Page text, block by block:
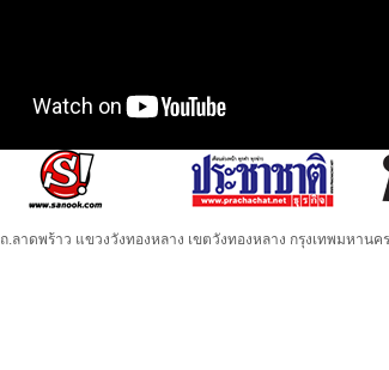
.ลาดพร้าว แขวงวังทองหลาง เขตวังทองหลาง กรุงเทพมหาน